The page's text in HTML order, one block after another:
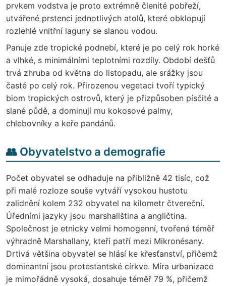
prvkem vodstva je proto extrémně členité pobřeží,
utvářené prstenci jednotlivých atolů, které obklopují
rozlehlé vnitřní laguny se slanou vodou.
Panuje zde tropické podnebí, které je po celý rok horké
a vlhké, s minimálními teplotními rozdíly. Období dešťů
trvá zhruba od května do listopadu, ale srážky jsou
časté po celý rok. Přirozenou vegetaci tvoří typický
biom tropických ostrovů, který je přizpůsoben písčité a
slané půdě, a dominují mu kokosové palmy,
chlebovníky a keře pandánů.
👥 Obyvatelstvo a demografie
Počet obyvatel se odhaduje na přibližně 42 tisíc, což
při malé rozloze souše vytváří vysokou hustotu
zalidnění kolem 232 obyvatel na kilometr čtvereční.
Úředními jazyky jsou marshallština a angličtina.
Společnost je etnicky velmi homogenní, tvořená téměř
výhradně Marshallany, kteří patří mezi Mikronésany.
Drtivá většina obyvatel se hlásí ke křesťanství, přičemž
dominantní jsou protestantské církve. Míra urbanizace
je mimořádně vysoká, dosahuje téměř 79 %, přičemž